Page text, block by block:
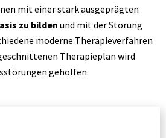
mit einer stark ausgeprägten
zu bilden und mit der Störung
moderne Therapieverfahren
Therapieplan wird
geholfen.